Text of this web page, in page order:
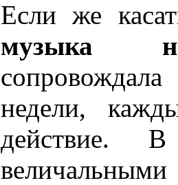
Если же
музыка
недели,
действие.